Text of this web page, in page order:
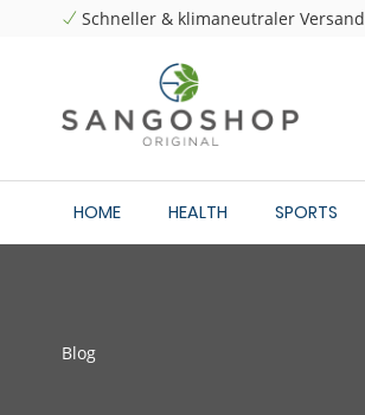
Schneller & klimaneutraler Versand
HOME HEALTH SPORTS
Blog